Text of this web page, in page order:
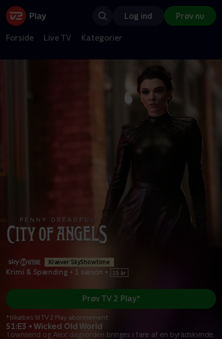
Log ind Prøv nu
Forside Live TV Kategorier
Kræver SkyShowtime
Krimi & Spænding • 1 sæson •
S1:E3 • Wicked Old World
Townsend og Alex' dagsorden bringes i fare af en byrådskvinde,
Prøv TV 2 Play*
*tilkøbes til TV 2 Play abonnement